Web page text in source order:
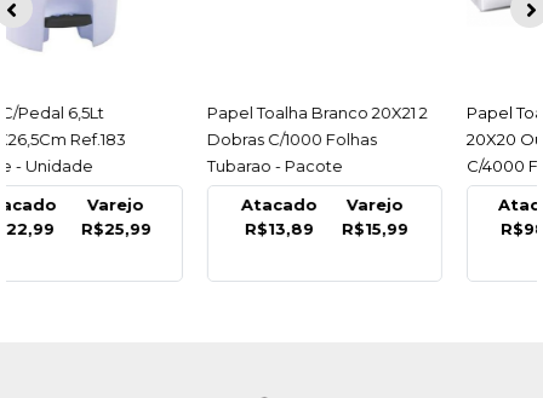
ACESSAR
Papel Toalha Branco 20X21 2
Dobras C/1000 Folhas
Tubarao - Pacote
Atacado
R$13,89
ACESSAR
Papel Toalha Br Interfolha
20X20 Ouro Cel.virgem
C/4000 Folhas Seducao -
Caixa
Atacado
R$98,99